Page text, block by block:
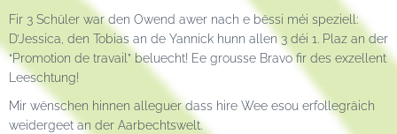
Fir 3 Schüler war den Owend awer nach e bëssi méi speziell:
D’Jessica, den Tobias an de Yannick hunn allen 3 déi 1. Plaz an der
“Promotion de travail” beluecht! Ee grousse Bravo fir des exzellent
Leeschtung!
Mir wënschen hinnen alleguer dass hire Wee esou erfollegräich
weidergeet an der Aarbechtswelt.